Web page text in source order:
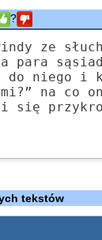
?
ze
para
niego i
na co
się przykro.
tekstów